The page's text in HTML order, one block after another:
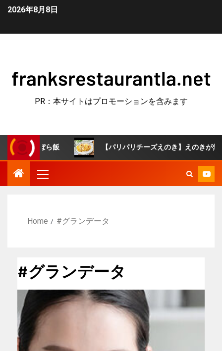
2026年8月8日
franksrestaurantla.net
PR：本サイトはプロモーションを含みます
ぼら飯 【パリパリチーズえのき】えのきが無限おつま
Home #グランデータ
#グランデータ